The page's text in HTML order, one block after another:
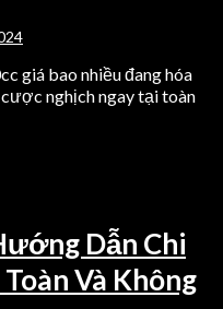
giá bao nhiều đang hóa
nghịch ngay tại toàn
Dẫn Chi
Và Không